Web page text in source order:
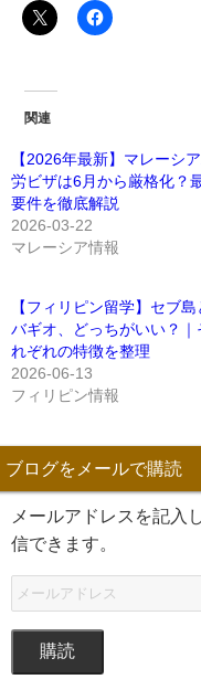
関連
【2026年最新】マレーシ
労ビザは6月から厳格化？
要件を徹底解説
2026-03-22
マレーシア情報
【フィリピン留学】セブ島
バギオ、どっちがいい？｜
れぞれの特徴を整理
2026-06-13
フィリピン情報
ブログをメールで購読
メールアドレスを記入
信できます。
購読